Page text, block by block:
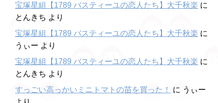
宝塚星組【1789 バスティーユの恋人たち】大千秋楽 に
とんきち より
宝塚星組【1789 バスティーユの恋人たち】大千秋楽 に
うぃー より
宝塚星組【1789 バスティーユの恋人たち】大千秋楽 に
とんきち より
すっごい高っかいミニトマトの苗を買った！
に うぃー